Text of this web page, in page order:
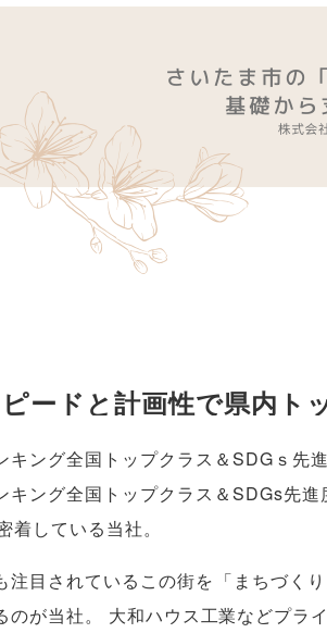
ードと計画性で県内ト
キング全国トップクラス＆SDGｓ先
キング全国トップクラス＆SDGs先
着している当社。
注目されているこの街を 「 まちづくり
のが当社。 大和ハウス工業などプラ